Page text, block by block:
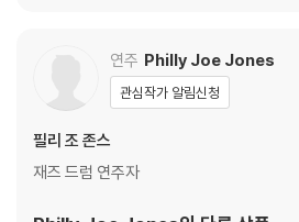
1) 침압 조절 기능이 없는 턴테이블을 사용하
모델) 다이내믹 사운드의 편차가 큰 트랙을
수 있습니다.
연주 Philly Joe Jones
관심작가 알림신청
필리 조 존스
재즈 드럼 연주자